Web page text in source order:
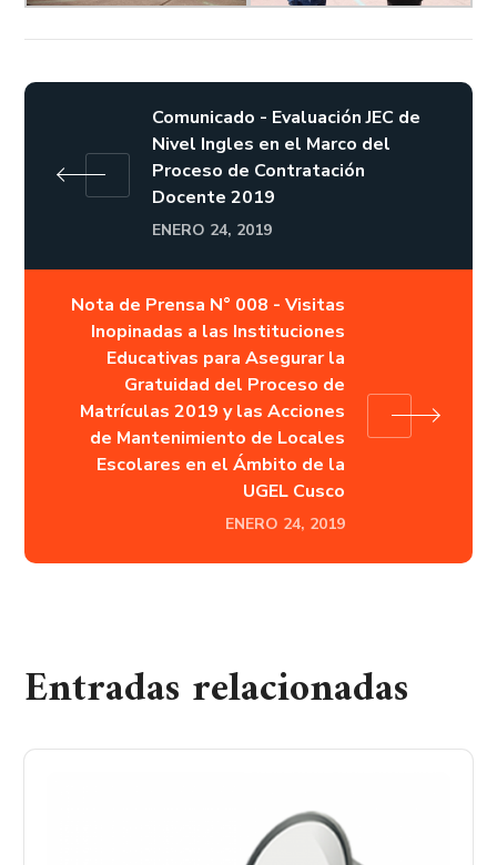
Comunicado - Evaluación JEC de
Nivel Ingles en el Marco del
Proceso de Contratación
Docente 2019
ENERO 24, 2019
Nota de Prensa N° 008 - Visitas
Inopinadas a las Instituciones
Educativas para Asegurar la
Gratuidad del Proceso de
Matrículas 2019 y las Acciones
de Mantenimiento de Locales
Escolares en el Ámbito de la
UGEL Cusco
ENERO 24, 2019
Entradas relacionadas